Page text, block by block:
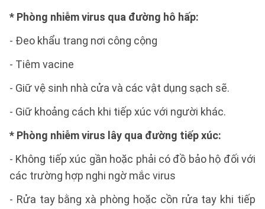
* Phòng nhiễm virus qua đường hô hấp:
- Đeo khẩu trang nơi công cộng
- Tiêm vacine
- Giữ vệ sinh nhà cửa và các vật dụng sạch sẽ.
- Giữ khoảng cách khi tiếp xúc với người khác.
* Phòng nhiễm virus lây qua đường tiếp xúc:
- Không tiếp xúc gần hoặc phải có đồ bảo hộ đối với
các trường hợp nghi ngờ mắc virus
- Rửa tay bằng xà phòng hoặc cồn rửa tay khi tiếp